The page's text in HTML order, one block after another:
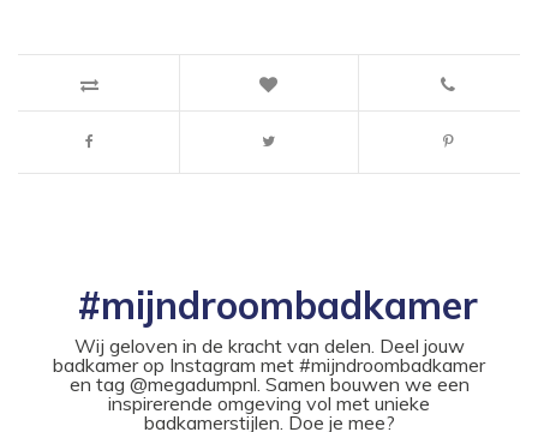
#mijndroombadkamer
Wij geloven in de kracht van delen. Deel jouw
badkamer op Instagram met #mijndroombadkamer
en tag @megadumpnl. Samen bouwen we een
inspirerende omgeving vol met unieke
badkamerstijlen. Doe je mee?